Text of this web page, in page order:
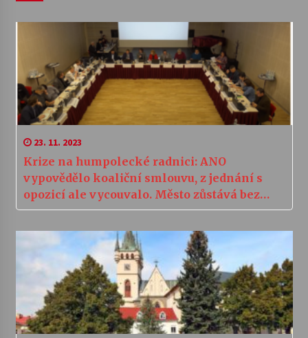
23. 11. 2023
Krize na humpolecké radnici: ANO
vypovědělo koaliční smlouvu, z jednání s
opozicí ale vycouvalo. Město zůstává bez
starosty